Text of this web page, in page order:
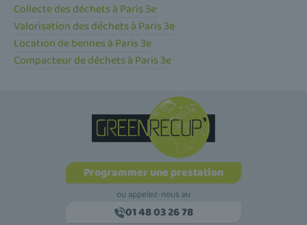
Collecte des déchets à Paris 3e
Valorisation des déchets à Paris 3e
Location de bennes à Paris 3e
Compacteur de déchets à Paris 3e
Programmer une prestation
ou appelez-nous au
01 48 03 26 78